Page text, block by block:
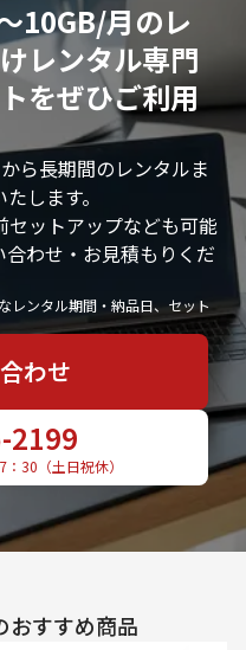
10GB/月のレ
レンタル専門
をぜひご利用
ら長期間のレンタルま
します。
セットアップなども可能
わせ・お見積もりくだ
レンタル期間・納品日、セット
わせ
2199
30（土日祝休）
おすすめ商品